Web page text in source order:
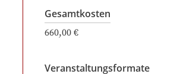
Gesamtkosten
660,00 €
Veranstaltungsformate